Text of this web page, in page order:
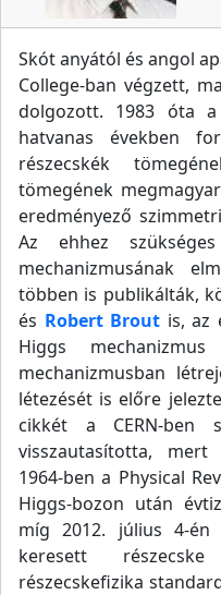
Skót anyától és angol
College-ban végzett,
dolgozott. 1983 óta
hatvanas években
részecskék
tömegének
eredményező
Az ehhez
mechanizmusának
többen is publikálták,
és Robert Brout is, az
Higgs
mechanizmusban
létezését is előre
cikkét a CERN-ben
visszautasította, mert
1964-ben a Physical
Higgs-bozon után
míg 2012. július 4-én
keresett
részecskefizika